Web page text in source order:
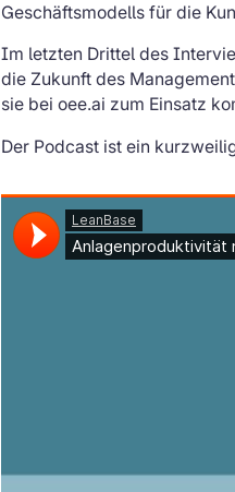
Geschäftsmodells für die
Im letzten Drittel des
die Zukunft des
sie bei oee.ai zum Einsatz
Der Podcast ist ein